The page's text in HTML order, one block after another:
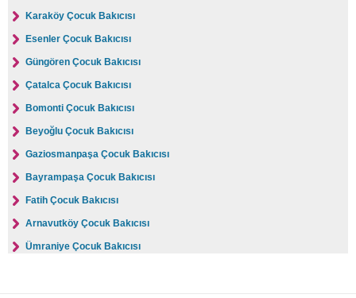
Karaköy Çocuk Bakıcısı
Esenler Çocuk Bakıcısı
Güngören Çocuk Bakıcısı
Çatalca Çocuk Bakıcısı
Bomonti Çocuk Bakıcısı
Beyoğlu Çocuk Bakıcısı
Gaziosmanpaşa Çocuk Bakıcısı
Bayrampaşa Çocuk Bakıcısı
Fatih Çocuk Bakıcısı
Arnavutköy Çocuk Bakıcısı
Ümraniye Çocuk Bakıcısı